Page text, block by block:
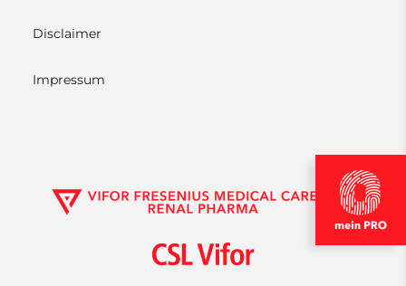
Disclaimer
Impressum